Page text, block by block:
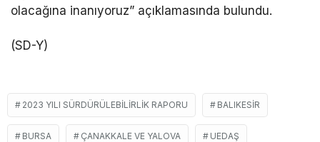
olacağına inanıyoruz” açıklamasında bulundu.
(SD-Y)
2023 YILI SÜRDÜRÜLEBILIRLIK RAPORU BALIKESIR
BURSA ÇANAKKALE VE YALOVA UEDAŞ